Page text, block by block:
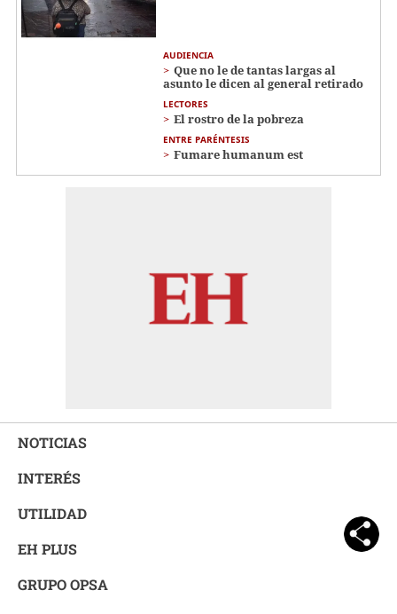
AUDIENCIA
Que no le de tantas largas al
asunto le dicen al general retirado
LECTORES
El rostro de la pobreza
ENTRE PARÉNTESIS
Fumare humanum est
NOTICIAS
INTERÉS
UTILIDAD
EH PLUS
GRUPO OPSA